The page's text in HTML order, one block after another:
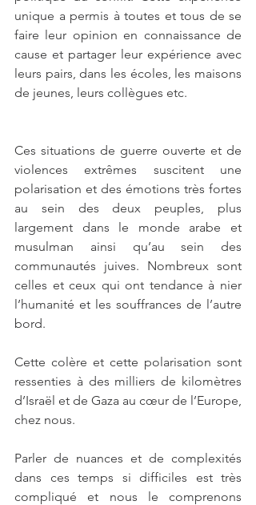
unique a permis à toutes et tous de se
faire leur opinion en connaissance de
cause et partager leur expérience avec
leurs pairs, dans les écoles, les maisons
de jeunes, leurs collègues etc.
Ces situations de guerre ouverte et de
violences extrêmes suscitent une
polarisation et des émotions très fortes
au sein des deux peuples, plus
largement dans le monde arabe et
musulman ainsi qu’au sein des
communautés juives. Nombreux sont
celles et ceux qui ont tendance à nier
l’humanité et les souffrances de l’autre
bord.
Cette colère et cette polarisation sont
ressenties à des milliers de kilomètres
d’Israël et de Gaza au cœur de l’Europe,
chez nous.
Parler de nuances et de complexités
dans ces temps si difficiles est très
compliqué et nous le comprenons